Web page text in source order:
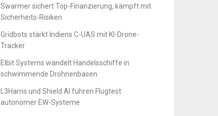
Swarmer sichert Top-Finanzierung, kämpft mit
Sicherheits-Risiken
Gridbots stärkt Indiens C-UAS mit KI-Drone-
Tracker
Elbit Systems wandelt Handelsschiffe in
schwimmende Drohnenbasen
L3Harris und Shield AI führen Flugtest
autonomer EW-Systeme